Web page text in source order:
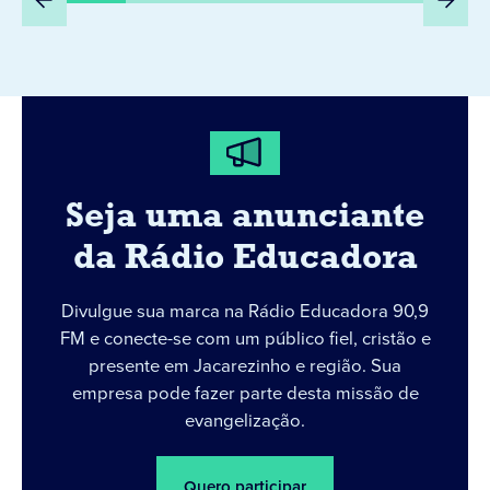
Seja uma anunciante
da Rádio Educadora
Divulgue sua marca na Rádio Educadora 90,9
FM e conecte-se com um público fiel, cristão e
presente em Jacarezinho e região. Sua
empresa pode fazer parte desta missão de
evangelização.